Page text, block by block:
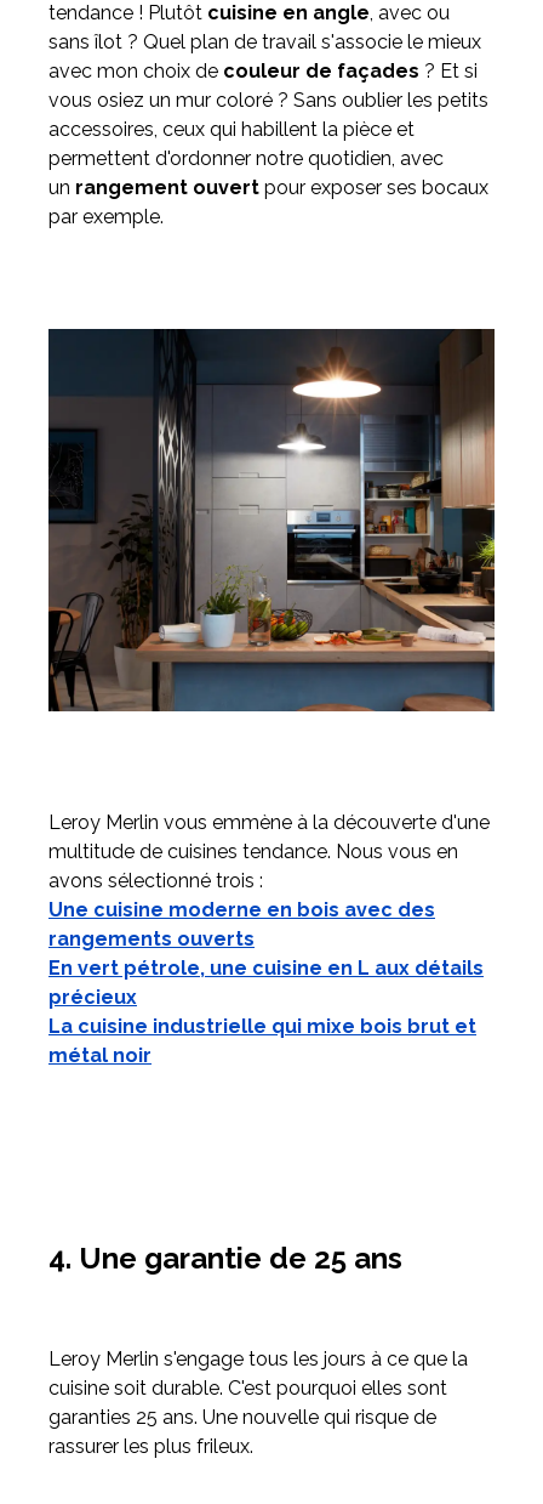
tendance ! Plutôt cuisine en angle, avec ou
sans îlot ? Quel plan de travail s'associe le mieux
avec mon choix de couleur de façades ? Et si
vous osiez un mur coloré ? Sans oublier les petits
accessoires, ceux qui habillent la pièce et
permettent d'ordonner notre quotidien, avec
un rangement ouvert pour exposer ses bocaux
par exemple.
Leroy Merlin vous emmène à la découverte d'une
multitude de cuisines tendance. Nous vous en
avons sélectionné trois :
Une cuisine moderne en bois avec des
rangements ouverts
En vert pétrole, une cuisine en L aux détails
précieux
La cuisine industrielle qui mixe bois brut et
métal noir
4. Une garantie de 25 ans
Leroy Merlin s'engage tous les jours à ce que la
cuisine soit durable. C'est pourquoi elles sont
garanties 25 ans. Une nouvelle qui risque de
rassurer les plus frileux.